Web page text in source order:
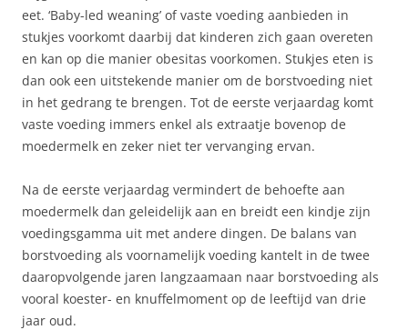
eet. ‘Baby-led weaning’ of vaste voeding aanbieden in
stukjes voorkomt daarbij dat kinderen zich gaan overeten
en kan op die manier obesitas voorkomen. Stukjes eten is
dan ook een uitstekende manier om de borstvoeding niet
in het gedrang te brengen. Tot de eerste verjaardag komt
vaste voeding immers enkel als extraatje bovenop de
moedermelk en zeker niet ter vervanging ervan.
Na de eerste verjaardag vermindert de behoefte aan
moedermelk dan geleidelijk aan en breidt een kindje zijn
voedingsgamma uit met andere dingen. De balans van
borstvoeding als voornamelijk voeding kantelt in de twee
daaropvolgende jaren langzaamaan naar borstvoeding als
vooral koester- en knuffelmoment op de leeftijd van drie
jaar oud.